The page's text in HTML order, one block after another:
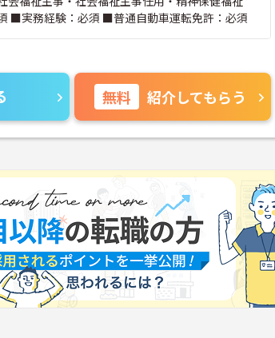
■実務経験：必須 ■普通自動車運転免許：必須
無料 紹介してもらう